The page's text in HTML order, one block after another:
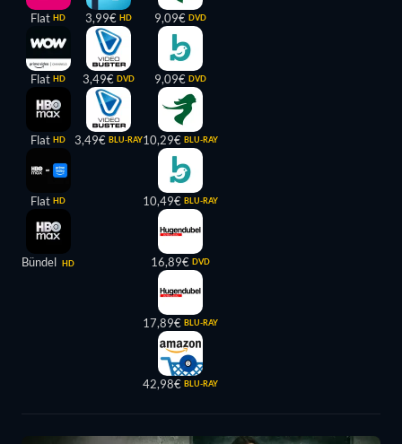
Flat HD
Flat HD
Flat HD
Flat HD
Bündel HD
3,99€ HD
3,49€ DVD
3,49€ BLU-RAY
9,09€ DVD
9,09€ DVD
10,29€ BLU-RAY
10,49€ BLU-RAY
16,89€ DVD
17,89€ BLU-RAY
42,98€ BLU-RAY